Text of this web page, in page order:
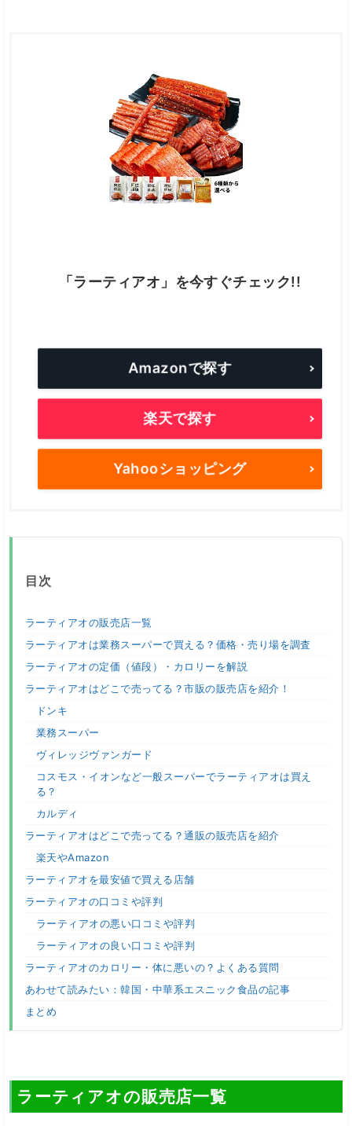
「ラーティアオ」を今すぐチェック!!
Amazonで探す
楽天で探す
Yahooショッピング
目次
ラーティアオの販売店一覧
ラーティアオは業務スーパーで買える？価格・売り場を調査
ラーティアオの定価（値段）・カロリーを解説
ラーティアオはどこで売ってる？市販の販売店を紹介！
ドンキ
業務スーパー
ヴィレッジヴァンガード
コスモス・イオンなど一般スーパーでラーティアオは買え
る？
カルディ
ラーティアオはどこで売ってる？通販の販売店を紹介
楽天やAmazon
ラーティアオを最安値で買える店舗
ラーティアオの口コミや評判
ラーティアオの悪い口コミや評判
ラーティアオの良い口コミや評判
ラーティアオのカロリー・体に悪いの？よくある質問
あわせて読みたい：韓国・中華系エスニック食品の記事
まとめ
ラーティアオの販売店一覧